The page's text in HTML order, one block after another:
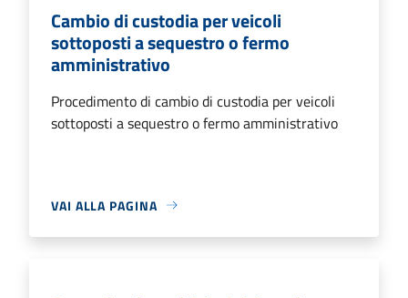
Cambio di custodia per veicoli
sottoposti a sequestro o fermo
amministrativo
Procedimento di cambio di custodia per veicoli
sottoposti a sequestro o fermo amministrativo
VAI ALLA PAGINA